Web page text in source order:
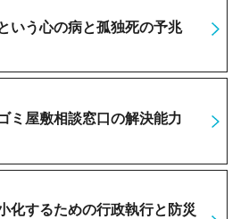
いう心の病と孤独死の予兆
ミ屋敷相談窓口の解決能力
化するための行政執行と防災